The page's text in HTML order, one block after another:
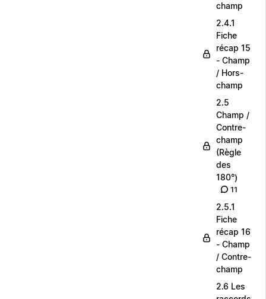
champ
2.4.1
Fiche
récap 15
- Champ
/ Hors-
champ
2.5
Champ /
Contre-
champ
(Règle
des
180°)
11
2.5.1
Fiche
récap 16
- Champ
/ Contre-
champ
2.6 Les